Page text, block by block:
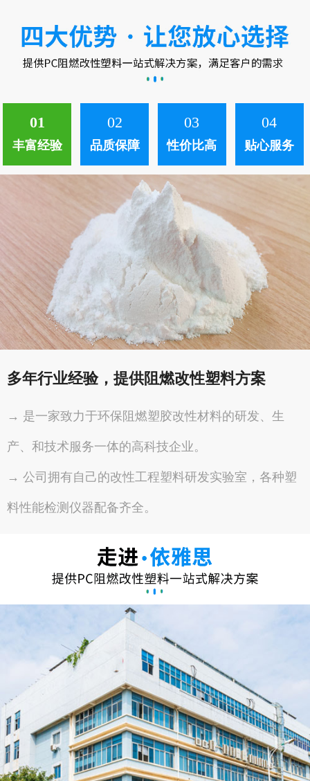
01
丰富经验
02
品质保障
03
性价比高
04
贴心服务
多年行业经验，提供阻燃改性塑料方案
→ 是一家致力于环保阻燃塑胶改性材料的研发、生
产、和技术服务一体的高科技企业。
→ 公司拥有自己的改性工程塑料研发实验室，各种塑
料性能检测仪器配备齐全。